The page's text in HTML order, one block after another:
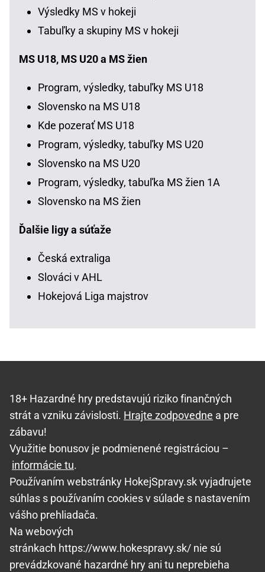
Výsledky MS v hokeji
Tabuľky a skupiny MS v hokeji
MS U18, MS U20 a MS žien
Program, výsledky, tabuľky MS U18
Slovensko na MS U18
Kde pozerať MS U18
Program, výsledky, tabuľky MS U20
Slovensko na MS U20
Program, výsledky, tabuľka MS žien 1A
Slovensko na MS žien
Ďalšie ligy a súťaže
Česká extraliga
Slováci v AHL
Hokejová Liga majstrov
18+ Hazardné hry predstavujú riziko finančných
strát a vzniku závislosti. Hrajte zodpovedne a pre
zábavu!
Využitie bonusov je podmienené registráciou –
informácie tu.
Používaním webstránky HokejSpravy.sk vyjadrujete
súhlas s používaním cookies v súlade s nastavením
vášho prehliadača.
Na webových
stránkach https://www.hokespravy.sk/ nie sú
prevádzkované hazardné hry ani tu neprebieha